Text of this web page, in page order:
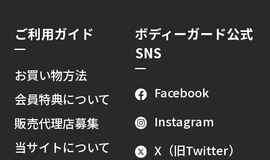
ご利用ガイド
お買い物方法
会員特典について
販売代理店募集
当サイトについて
ボディーガード公式
SNS
Facebook
Instagram
X（旧Twitter）